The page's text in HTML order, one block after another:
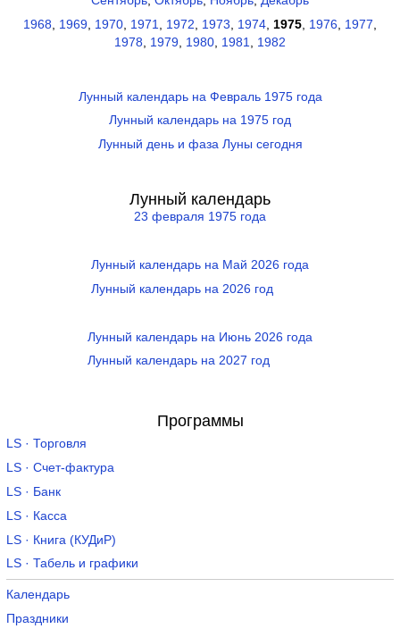
1968
1969 1970 1971 1972 1973 1974 1975 1976 1977
1978
1979 1980 1981 1982
Лунный календарь на Февраль 1975 года
Лунный календарь на 1975 год
Лунный день и фаза Луны сегодня
Лунный календарь
23 февраля 1975 года
Лунный календарь на Май 2026 года
Лунный календарь на 2026 год
Лунный календарь на Июнь 2026 года
Лунный календарь на 2027 год
Программы
LS · Торговля
LS · Счет-фактура
LS · Банк
LS · Касса
LS · Книга (КУДиР)
LS · Табель и графики
Календарь
Праздники